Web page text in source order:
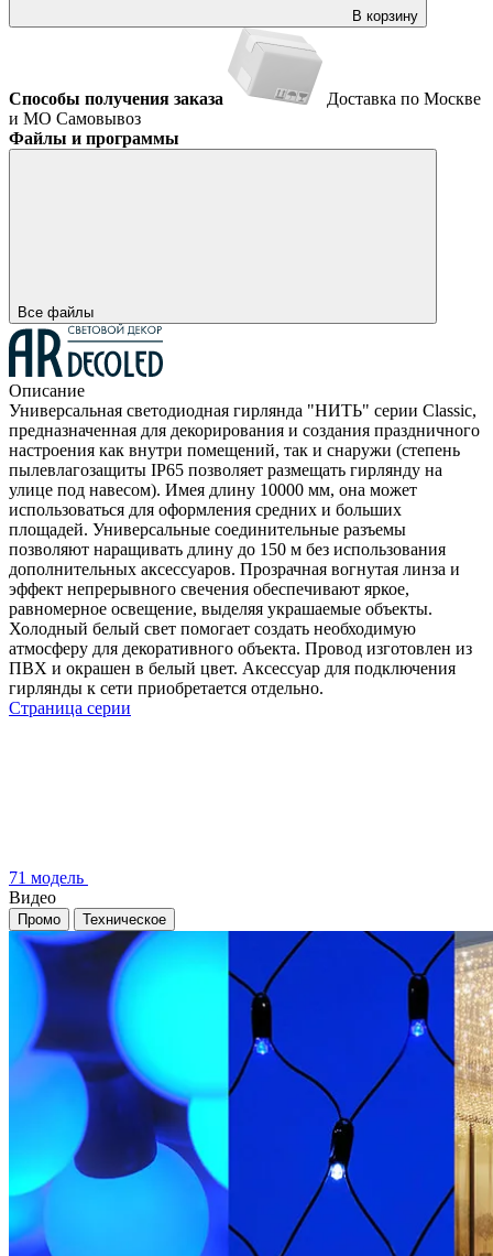
В корзину
Способы получения заказа
Доставка по Москве
и МО Самовывоз
Файлы и программы
Все файлы
Описание
Универсальная светодиодная гирлянда "НИТЬ" серии Classic,
предназначенная для декорирования и создания праздничного
настроения как внутри помещений, так и снаружи (степень
пылевлагозащиты IP65 позволяет размещать гирлянду на
улице под навесом). Имея длину 10000 мм, она может
использоваться для оформления средних и больших
площадей. Универсальные соединительные разъемы
позволяют наращивать длину до 150 м без использования
дополнительных аксессуаров. Прозрачная вогнутая линза и
эффект непрерывного свечения обеспечивают яркое,
равномерное освещение, выделяя украшаемые объекты.
Холодный белый свет помогает создать необходимую
атмосферу для декоративного объекта. Провод изготовлен из
ПВХ и окрашен в белый цвет. Аксессуар для подключения
гирлянды к сети приобретается отдельно.
Страница серии
71 модель
Видео
Промо Техническое